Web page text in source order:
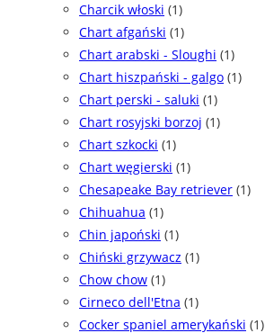
Charcik włoski (1)
Chart afgański (1)
Chart arabski - Sloughi (1)
Chart hiszpański - galgo (1)
Chart perski - saluki (1)
Chart rosyjski borzoj (1)
Chart szkocki (1)
Chart węgierski (1)
Chesapeake Bay retriever (1)
Chihuahua (1)
Chin japoński (1)
Chiński grzywacz (1)
Chow chow (1)
Cirneco dell'Etna (1)
Cocker spaniel amerykański (1)